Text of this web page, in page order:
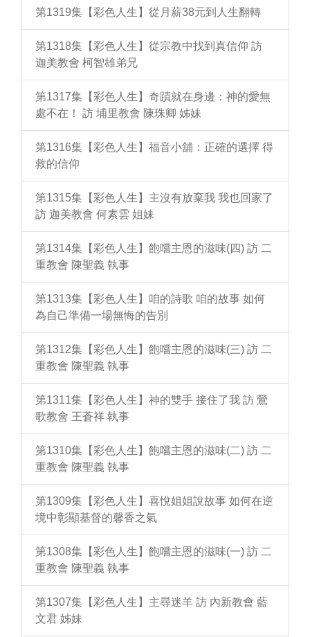
第1319集【彩色人生】從月薪38元到人生翻轉
第1318集【彩色人生】從宗教中找到真信仰 訪
迦美教會 柯智雄弟兄
第1317集【彩色人生】奇蹟就在身邊：神的愛無
處不在！ 訪 埔里教會 陳珠卿 姊妹
第1316集【彩色人生】福音小舖：正確的選擇 得
救的信仰
第1315集【彩色人生】主沒有放棄我 我也回家了
訪 迦美教會 何素雲 姐妹
第1314集【彩色人生】飽嚐主恩的滋味(四) 訪 二
重教會 陳聖義 執事
第1313集【彩色人生】咱的詩歌 咱的故事 如何
為自己準備一場無悔的告別
第1312集【彩色人生】飽嚐主恩的滋味(三) 訪 二
重教會 陳聖義 執事
第1311集【彩色人生】神的雙手 接住了我 訪 鶯
歌教會 王蒼祥 執事
第1310集【彩色人生】飽嚐主恩的滋味(二) 訪 二
重教會 陳聖義 執事
第1309集【彩色人生】喜悅姐姐說故事 如何在逆
境中彰顯基督的馨香之氣
第1308集【彩色人生】飽嚐主恩的滋味(一) 訪 二
重教會 陳聖義 執事
第1307集【彩色人生】主尋迷羊 訪 內新教會 藍
文君 姊妹